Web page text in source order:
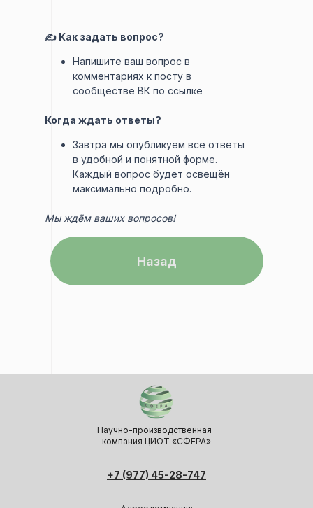
✍️ Как задать вопрос?
Напишите ваш вопрос в
комментариях к посту в
сообществе ВК по ссылке
Когда ждать ответы?
Завтра мы опубликуем все ответы
в удобной и понятной форме.
Каждый вопрос будет освещён
максимально подробно.
Мы ждём ваших вопросов!
Назад
+7 (977) 45-28-747
Научно-производственная
компания ЦИОТ «СФЕРА»